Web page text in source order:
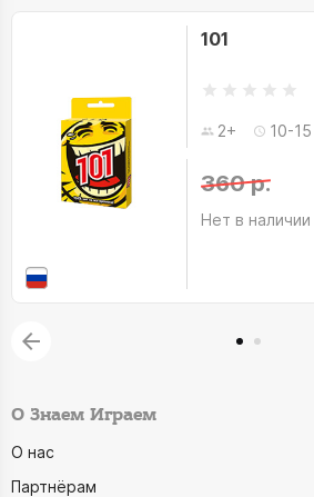
101
2+ 10-15
360 р.
Нет в наличии
О Знаем Играем
О нас
Партнёрам